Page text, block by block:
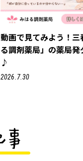
動画で見てみよう！三
る調剤薬局」の薬局発
♪
2026.7.30